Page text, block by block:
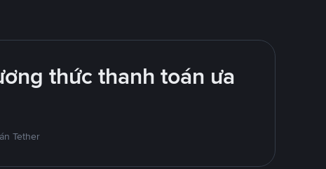
thức thanh toán ưa
Tether